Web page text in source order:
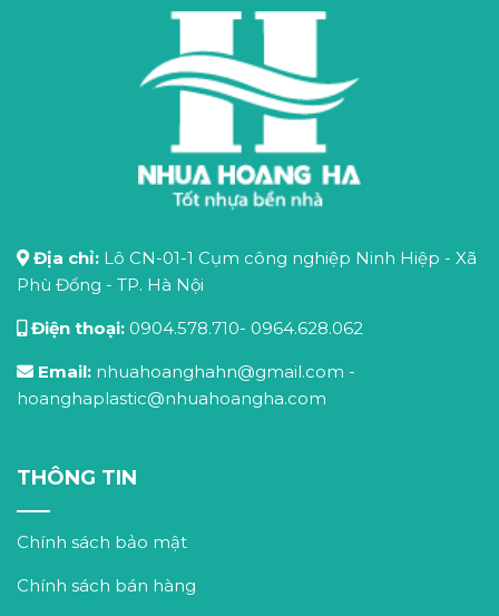
Địa chỉ: Lô CN-01-1 Cụm công nghiệp Ninh Hiệp - Xã
Phù Đổng - TP. Hà Nội
Điện thoại: 0904.578.710- 0964.628.062
Email: nhuahoanghahn@gmail.com -
hoanghaplastic@nhuahoangha.com
THÔNG TIN
Chính sách bảo mật
Chính sách bán hàng